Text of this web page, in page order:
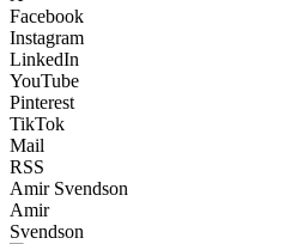
Facebook
Instagram
LinkedIn
YouTube
Pinterest
TikTok
Mail
RSS
Amir Svendson
Amir
Svendson